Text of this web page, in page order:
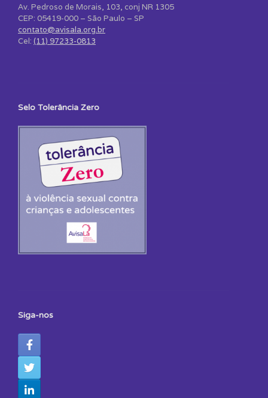
Av. Pedroso de Morais, 103, conj NR 1305
CEP: 05419-000 – São Paulo – SP
contato@avisala.org.br
Cel: (11) 97233-0813
Selo Tolerância Zero
Siga-nos